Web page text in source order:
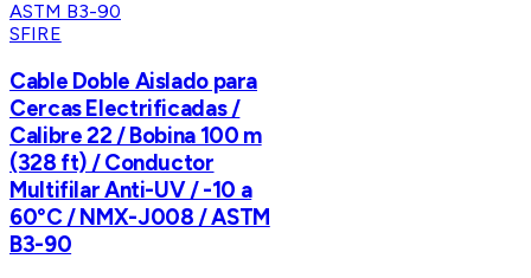
SFIRE
Cable Doble Aislado para
Cercas Electrificadas /
Calibre 22 / Bobina 100 m
(328 ft) / Conductor
Multifilar Anti-UV / -10 a
60°C / NMX-J008 / ASTM
B3-90